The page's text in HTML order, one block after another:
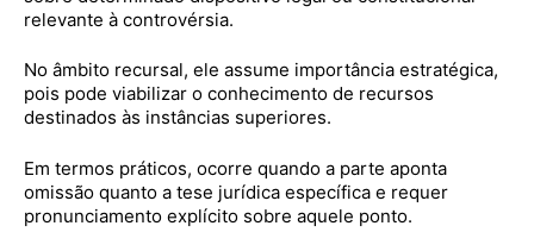
relevante à controvérsia.
No âmbito recursal, ele assume importância estratégica,
pois pode viabilizar o conhecimento de recursos
destinados às instâncias superiores.
Em termos práticos, ocorre quando a parte aponta
omissão quanto a tese jurídica específica e requer
pronunciamento explícito sobre aquele ponto.